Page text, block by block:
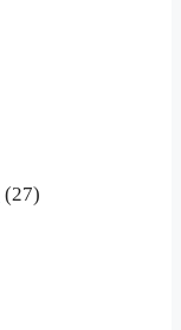
(27)